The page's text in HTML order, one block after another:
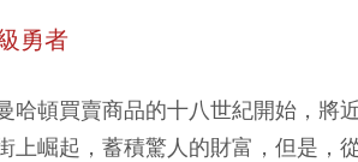
勇者
哈頓買賣商品的十八世紀開始，將
上崛起，蓄積驚人的財富，但是，